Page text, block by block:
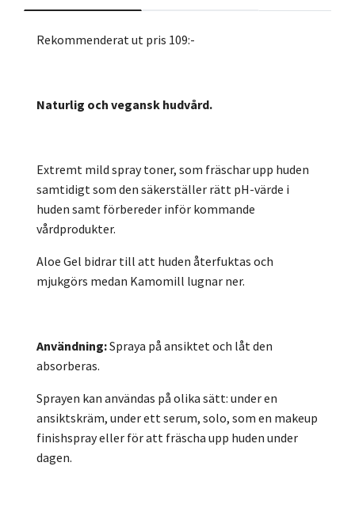
Rekommenderat ut pris 109:-
Naturlig och vegansk hudvård.
Extremt mild spray toner, som fräschar upp huden
samtidigt som den säkerställer rätt pH-värde i
huden samt förbereder inför kommande
vårdprodukter.
Aloe Gel bidrar till att huden återfuktas och
mjukgörs medan Kamomill lugnar ner.
Användning:Spraya på ansiktet och låt den
absorberas.
Sprayen kan användas på olika sätt: under en
ansiktskräm, under ett serum, solo, som en makeup
finishspray eller för att fräscha upp huden under
dagen.